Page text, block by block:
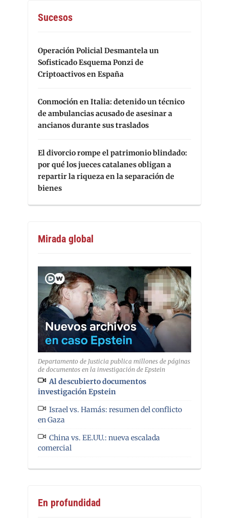
Sucesos
Operación Policial Desmantela un
Sofisticado Esquema Ponzi de
Criptoactivos en España
Conmoción en Italia: detenido un técnico
de ambulancias acusado de asesinar a
ancianos durante sus traslados
El divorcio rompe el patrimonio blindado:
por qué los jueces catalanes obligan a
repartir la riqueza en la separación de
bienes
Mirada global
Departamento de Justicia publica millones de páginas
de documentos en la investigación de Epstein
Al descubierto documentos
investigación Epstein
Israel vs. Hamás: resumen del conflicto
en Gaza
China vs. EE.UU.: nueva escalada
comercial
En profundidad